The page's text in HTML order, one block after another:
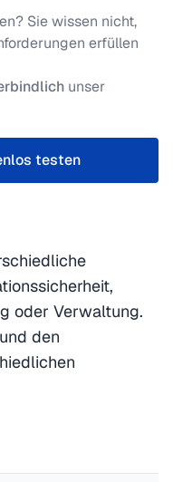
Sie wissen nicht,
erfüllen
unser
testen
oder Verwaltung.
den